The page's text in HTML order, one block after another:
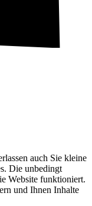
auch Sie kleine
Die unbedingt
Website funktioniert.
und Ihnen Inhalte